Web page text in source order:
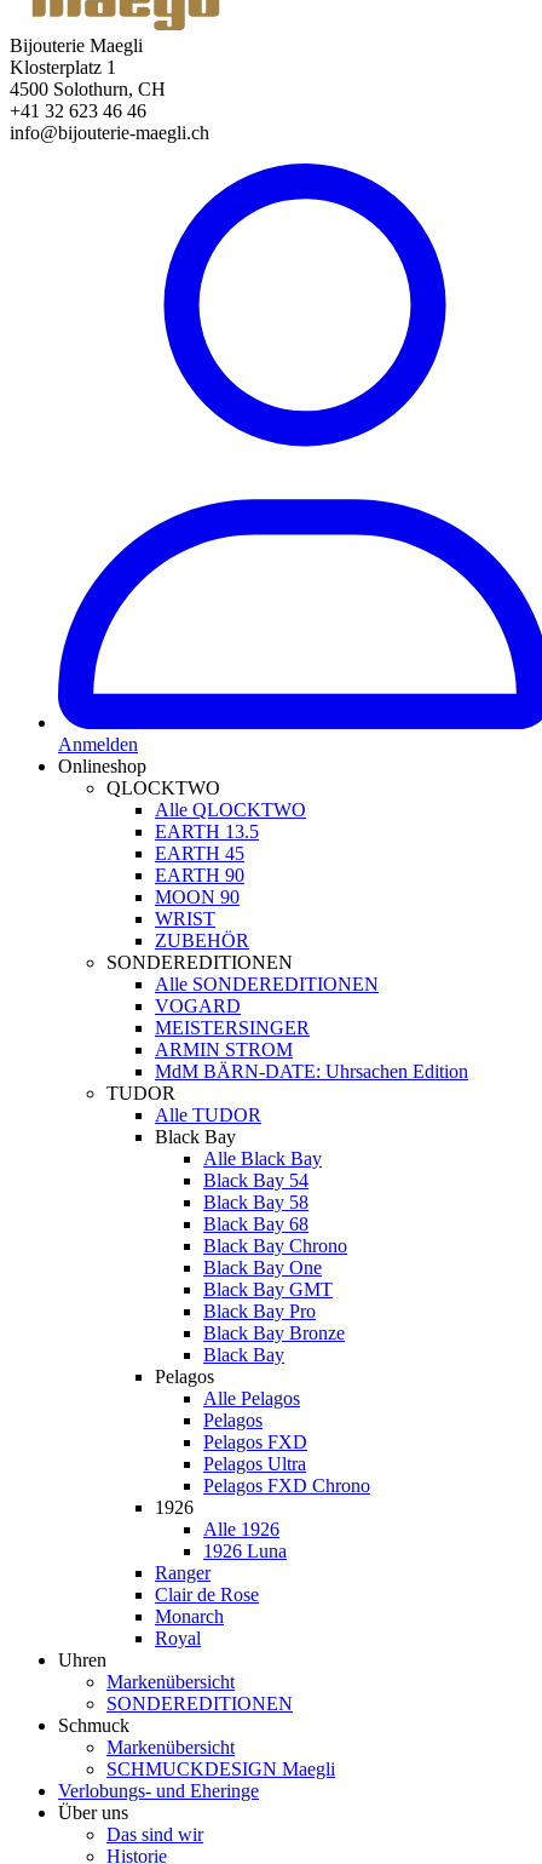
Bijouterie Maegli
Klosterplatz 1
4500 Solothurn, CH
+41 32 623 46 46
info@bijouterie-maegli.ch
Anmelden
Onlineshop
QLOCKTWO
Alle QLOCKTWO
EARTH 13.5
EARTH 45
EARTH 90
MOON 90
WRIST
ZUBEHÖR
SONDEREDITIONEN
Alle SONDEREDITIONEN
VOGARD
MEISTERSINGER
ARMIN STROM
MdM BÄRN-DATE: Uhrsachen Edition
TUDOR
Alle TUDOR
Black Bay
Alle Black Bay
Black Bay 54
Black Bay 58
Black Bay 68
Black Bay Chrono
Black Bay One
Black Bay GMT
Black Bay Pro
Black Bay Bronze
Black Bay
Pelagos
Alle Pelagos
Pelagos
Pelagos FXD
Pelagos Ultra
Pelagos FXD Chrono
1926
Alle 1926
1926 Luna
Ranger
Clair de Rose
Monarch
Royal
Uhren
Markenübersicht
SONDEREDITIONEN
Schmuck
Markenübersicht
SCHMUCKDESIGN Maegli
Verlobungs- und Eheringe
Über uns
Das sind wir
Historie